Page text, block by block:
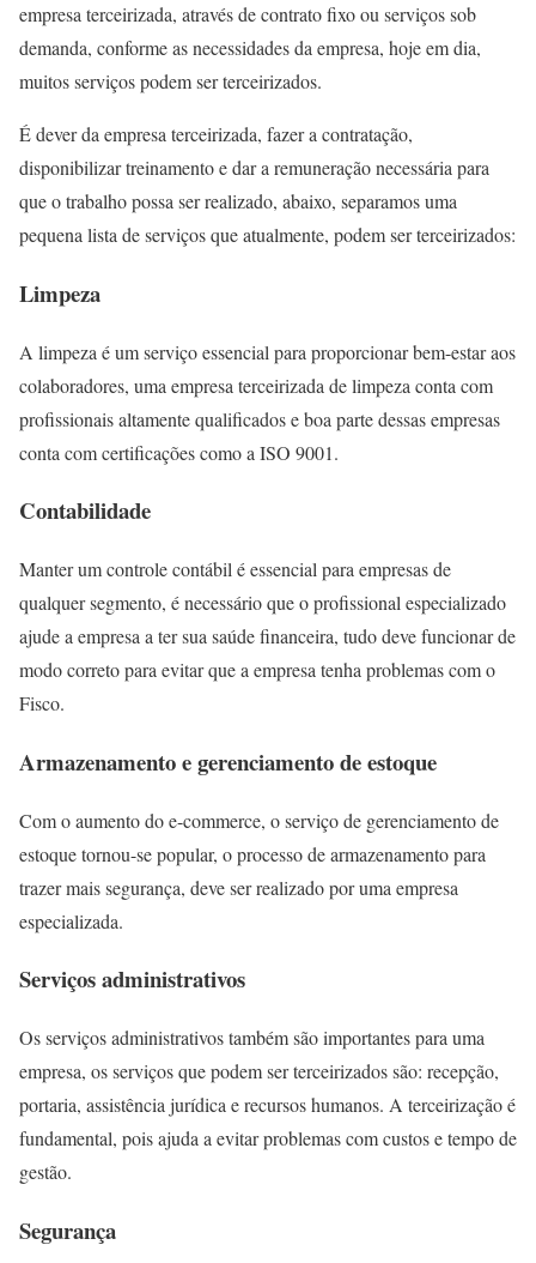
empresa terceirizada, através de contrato fixo ou serviços sob
demanda, conforme as necessidades da empresa, hoje em dia,
muitos serviços podem ser terceirizados.
É dever da empresa terceirizada, fazer a contratação,
disponibilizar treinamento e dar a remuneração necessária para
que o trabalho possa ser realizado, abaixo, separamos uma
pequena lista de serviços que atualmente, podem ser terceirizados:
Limpeza
A limpeza é um serviço essencial para proporcionar bem-estar aos
colaboradores, uma empresa terceirizada de limpeza conta com
profissionais altamente qualificados e boa parte dessas empresas
conta com certificações como a ISO 9001.
Contabilidade
Manter um controle contábil é essencial para empresas de
qualquer segmento, é necessário que o profissional especializado
ajude a empresa a ter sua saúde financeira, tudo deve funcionar de
modo correto para evitar que a empresa tenha problemas com o
Fisco.
Armazenamento e gerenciamento de estoque
Com o aumento do e-commerce, o serviço de gerenciamento de
estoque tornou-se popular, o processo de armazenamento para
trazer mais segurança, deve ser realizado por uma empresa
especializada.
Serviços administrativos
Os serviços administrativos também são importantes para uma
empresa, os serviços que podem ser terceirizados são: recepção,
portaria, assistência jurídica e recursos humanos. A terceirização é
fundamental, pois ajuda a evitar problemas com custos e tempo de
gestão.
Segurança